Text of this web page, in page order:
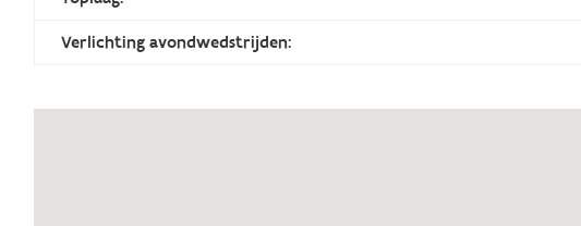
Verlichting avondwedstrijden: